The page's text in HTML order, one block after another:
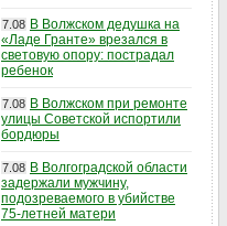
7.08 В Волжском дедушка на
«Ладе Гранте» врезался в
световую опору: пострадал
ребенок
7.08 В Волжском при ремонте
улицы Советской испортили
бордюры
7.08 В Волгоградской области
задержали мужчину,
подозреваемого в убийстве
75-летней матери